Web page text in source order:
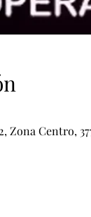
Zona Centro,